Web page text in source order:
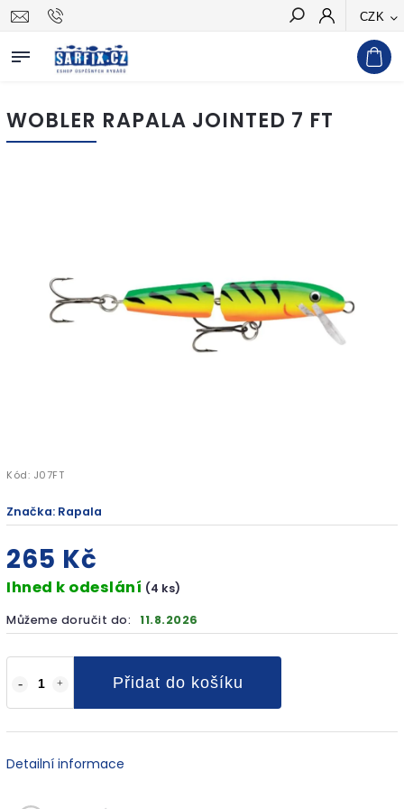
CZK
Hledat
WOBLER RAPALA JOINTED 7 FT
Kód: J07FT
Značka: Rapala
265 Kč
Ihned k odeslání (4 ks)
Můžeme doručit do: 11.8.2026
Přidat do košíku
Detailní informace